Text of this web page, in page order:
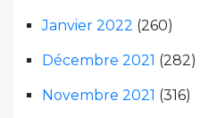
Janvier 2022 (260)
Décembre 2021 (282)
Novembre 2021 (316)